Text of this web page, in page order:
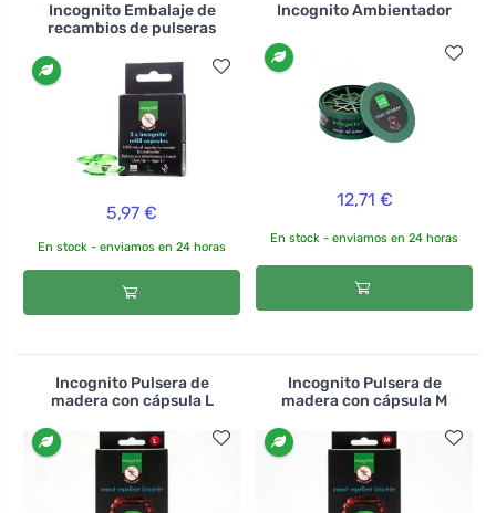
Incognito Embalaje de
recambios de pulseras
5,97 €
En stock - enviamos en 24 horas
Incognito Ambientador
12,71 €
En stock - enviamos en 24 horas
Incognito Pulsera de
madera con cápsula L
Incognito Pulsera de
madera con cápsula M